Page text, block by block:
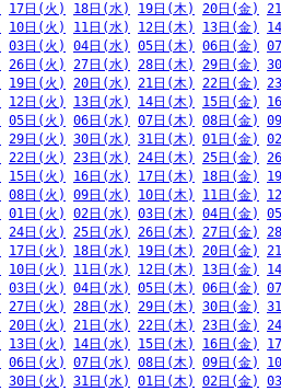
17日(火) 18日(水) 19日(木) 20日(金)
10日(火) 11日(水) 12日(木) 13日(金)
03日(火) 04日(水) 05日(木) 06日(金)
26日(火) 27日(水) 28日(木) 29日(金)
19日(火) 20日(水) 21日(木) 22日(金)
12日(火) 13日(水) 14日(木) 15日(金)
05日(火) 06日(水) 07日(木) 08日(金)
29日(火) 30日(水) 31日(木) 01日(金)
22日(火) 23日(水) 24日(木) 25日(金)
15日(火) 16日(水) 17日(木) 18日(金)
08日(火) 09日(水) 10日(木) 11日(金)
01日(火) 02日(水) 03日(木) 04日(金)
24日(火) 25日(水) 26日(木) 27日(金)
17日(火) 18日(水) 19日(木) 20日(金)
10日(火) 11日(水) 12日(木) 13日(金)
03日(火) 04日(水) 05日(木) 06日(金)
27日(火) 28日(水) 29日(木) 30日(金)
20日(火) 21日(水) 22日(木) 23日(金)
13日(火) 14日(水) 15日(木) 16日(金)
06日(火) 07日(水) 08日(木) 09日(金)
30日(火) 31日(水) 01日(木) 02日(金)